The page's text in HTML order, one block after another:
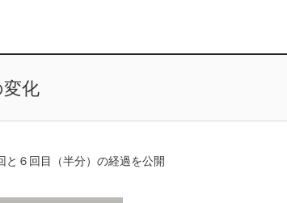
変化
と６回目（半分）の経過を公開